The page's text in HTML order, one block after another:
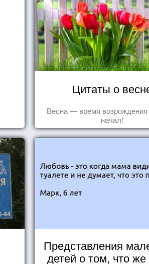
Цитаты о
Весна — время
начал!
Представления
детей о том, что же